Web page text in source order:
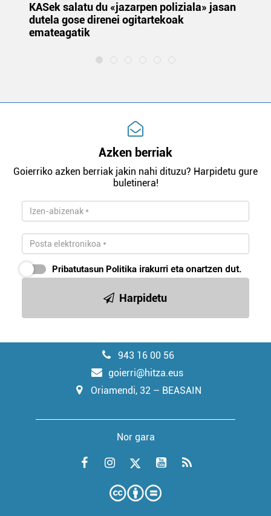
KASek salatu du «jazarpen poliziala» jasan
dutela gose direnei ogitartekoak
emateagatik
Azken berriak
Goierriko azken berriak jakin nahi dituzu? Harpidetu gure
buletinera!
Pribatutasun Politika irakurri eta onartzen dut.
Harpidetu
943 16 00 56
goierri@hitza.eus
Oriamendi, 32 – BEASAIN
Nor gara